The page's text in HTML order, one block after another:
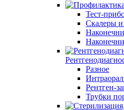
Тест-
Скалеры
Разное
Рентген-
Трубки